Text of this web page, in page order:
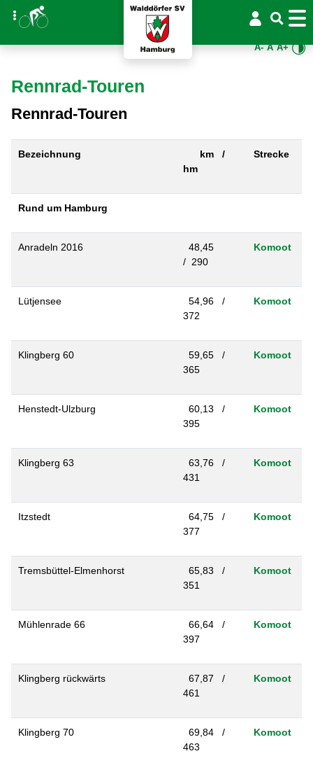
A- A A+
Rennrad-Touren
Rennrad-Touren
Bezeichnung
km /
hm
Strecke
Rund um Hamburg
Anradeln 2016
48,45
/ 290
Komoot
Lütjensee
54,96 /
372
Komoot
Klingberg 60
59,65 /
365
Komoot
Henstedt-Ulzburg
60,13 /
395
Komoot
Klingberg 63
63,76 /
431
Komoot
Itzstedt
64,75 /
377
Komoot
Tremsbüttel-Elmenhorst
65,83 /
351
Komoot
Mühlenrade 66
66,64 /
397
Komoot
Klingberg rückwärts
67,87 /
461
Komoot
Klingberg 70
69,84 /
463
Komoot